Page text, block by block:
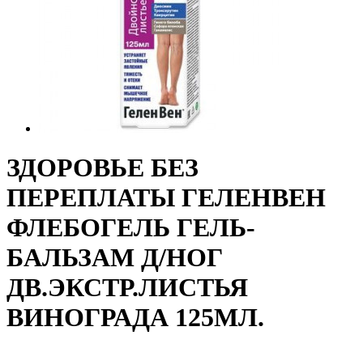
ЗДОРОВЬЕ БЕЗ
ПЕРЕПЛАТЫ ГЕЛЕНВЕН
ФЛЕБОГЕЛЬ ГЕЛЬ-
БАЛЬЗАМ Д/НОГ
ДВ.ЭКСТР.ЛИСТЬЯ
ВИНОГРАДА 125МЛ.